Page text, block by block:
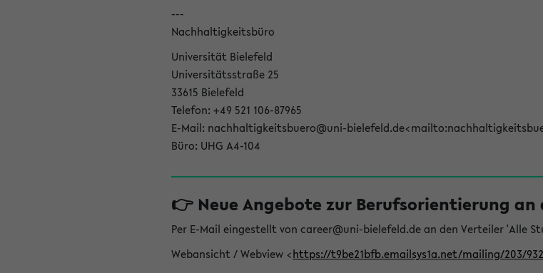
---
Nachhaltigkeitsbüro
Universität Bielefeld
Universitätsstraße 25
33615 Bielefeld
Telefon: +49 521 106-87965
E-Mail: nachhaltigkeitsbuero@uni-
Büro: UHG A4-104
👉 Neue Angebote zur Berufsorientierung an
Per E-Mail eingestellt von career@uni-bielefeld.de an den Verteiler 'Alle
Webansicht / Webview <https://t9be21bfb.emailsys1a.net/mailing/203/